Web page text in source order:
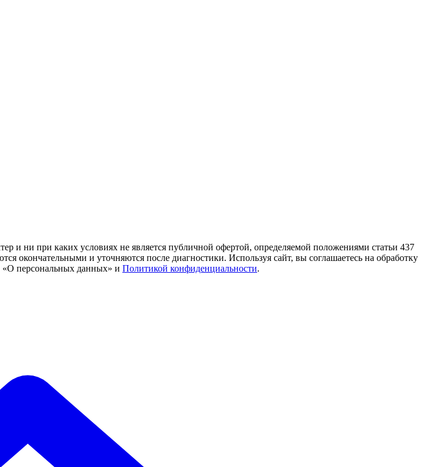
и ни при каких условиях не является публичной офертой, определяемой положениями статьи 437
окончательными и уточняются после диагностики. Используя сайт, вы соглашаетесь на обработку
персональных данных» и Политикой конфиденциальности.